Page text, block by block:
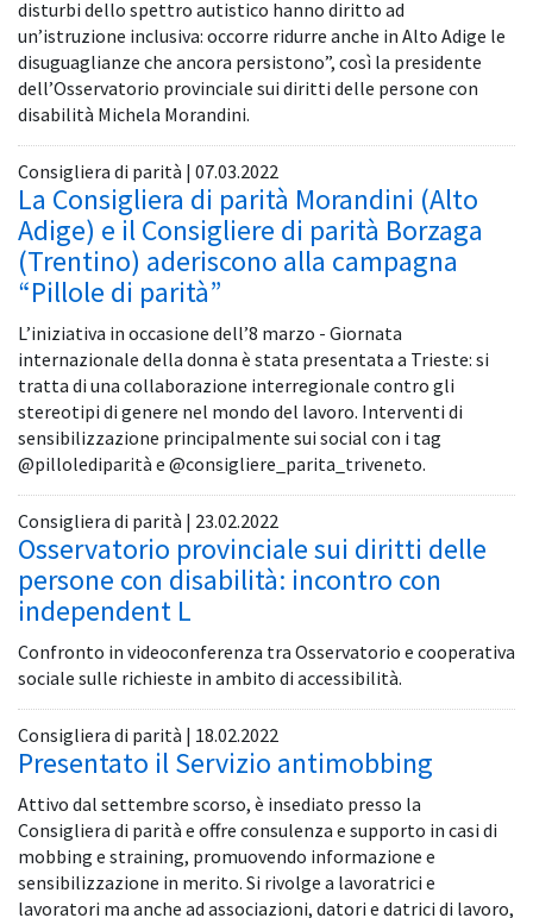
disturbi dello spettro autistico hanno diritto ad
un’istruzione inclusiva: occorre ridurre anche in Alto Adige le
disuguaglianze che ancora persistono”, così la presidente
dell’Osservatorio provinciale sui diritti delle persone con
disabilità Michela Morandini.
Consigliera di parità | 07.03.2022
La Consigliera di parità Morandini (Alto
Adige) e il Consigliere di parità Borzaga
(Trentino) aderiscono alla campagna
“Pillole di parità”
L’iniziativa in occasione dell’8 marzo - Giornata
internazionale della donna è stata presentata a Trieste: si
tratta di una collaborazione interregionale contro gli
stereotipi di genere nel mondo del lavoro. Interventi di
sensibilizzazione principalmente sui social con i tag
@pillolediparità e @consigliere_parita_triveneto.
Consigliera di parità | 23.02.2022
Osservatorio provinciale sui diritti delle
persone con disabilità: incontro con
independent L
Confronto in videoconferenza tra Osservatorio e cooperativa
sociale sulle richieste in ambito di accessibilità.
Consigliera di parità | 18.02.2022
Presentato il Servizio antimobbing
Attivo dal settembre scorso, è insediato presso la
Consigliera di parità e offre consulenza e supporto in casi di
mobbing e straining, promuovendo informazione e
sensibilizzazione in merito. Si rivolge a lavoratrici e
lavoratori ma anche ad associazioni, datori e datrici di lavoro,